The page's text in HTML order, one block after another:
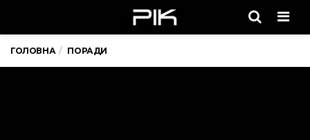
ГОЛОВНА ПОРАДИ